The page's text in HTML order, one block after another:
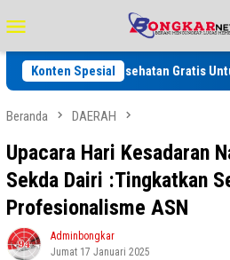
ke
kontenMobile
Konten Spesial
Kesehatan Gratis Untuk Warga
Beranda DAERAH
Upacara Hari Kesadaran
Sekda Dairi :Tingkatkan
Profesionalisme ASN
Adminbongkar
Jumat 17 Januari 2025